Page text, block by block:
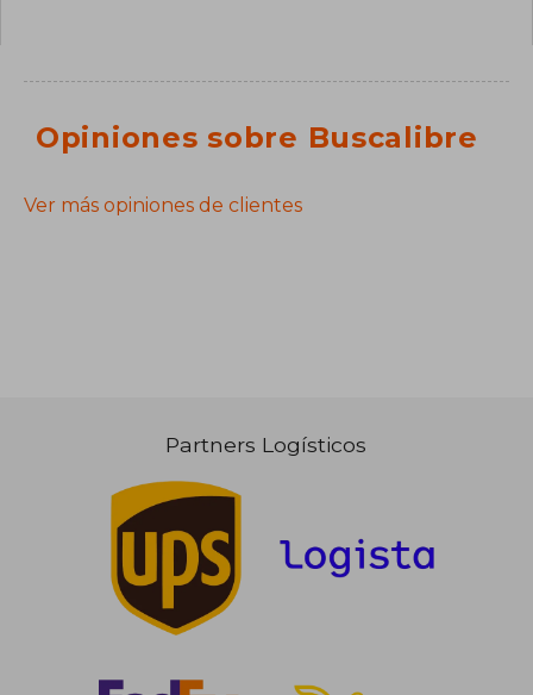
Opiniones sobre Buscalibre
Ver más opiniones de clientes
Partners Logísticos